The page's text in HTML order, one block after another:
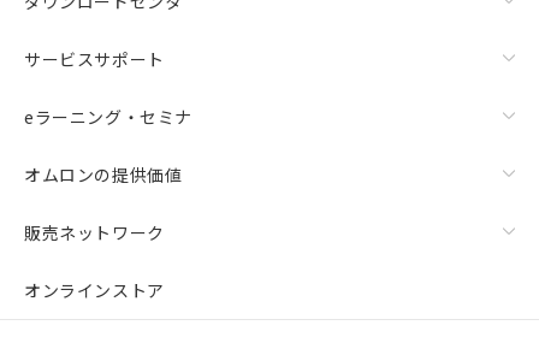
サービスサポート
eラーニング・セミナ
オムロンの提供価値
販売ネットワーク
オンラインストア